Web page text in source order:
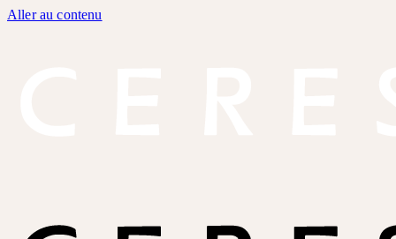
Aller au contenu